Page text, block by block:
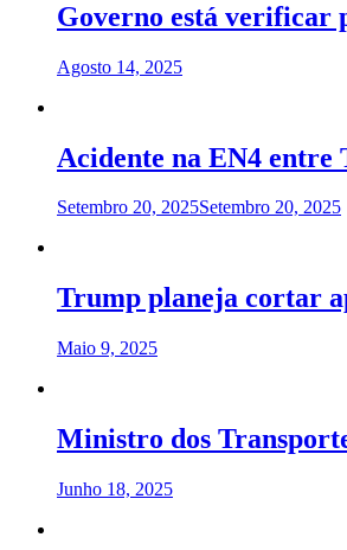
Governo está verificar
Agosto 14, 2025
Acidente na EN4 entre
Setembro 20, 2025Setembro 20, 2025
Trump planeja cortar
Maio 9, 2025
Ministro dos
Junho 18, 2025